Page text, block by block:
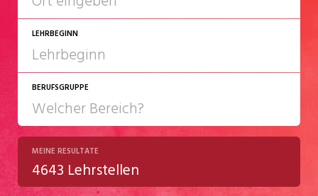
LEHRBEGINN
2027
2028
BERUFSGRUPPE
Chemie/Pharma
Gastgewerbe
MEINE RESULTATE
4643 Lehrstellen